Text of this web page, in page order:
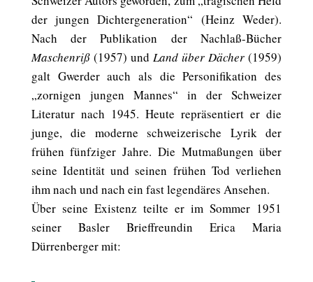
der jungen Dichtergeneration“ (Heinz Weder).
Nach der Publikation der Nachlaß-Bücher
Maschenriß(1957) und Land über Dächer (1959)
galt Gwerder auch als die Personifikation des
„zornigen jungen Mannes“ in der Schweizer
Literatur nach 1945. Heute repräsentiert er die
junge, die moderne schweizerische Lyrik der
frühen fünfziger Jahre. Die Mutmaßungen über
seine Identität und seinen frühen Tod verliehen
ihm nach und nach ein fast legendäres Ansehen.
Über seine Existenz teilte er im Sommer 1951
seiner Basler Brieffreundin Erica Maria
Dürrenberger mit: